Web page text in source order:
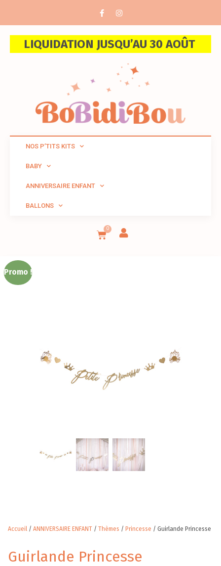
LIQUIDATION JUSQU’AU 30 AOÛT
NOS P’TITS KITS
BABY
ANNIVERSAIRE ENFANT
BALLONS
0
Promo !
Accueil / ANNIVERSAIRE ENFANT / Thèmes / Princesse / Guirlande Princesse
Guirlande Princesse